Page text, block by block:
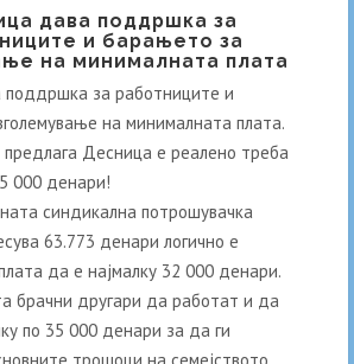
дава поддршка за
и барањето за
на минималната плата
за работниците и
на минималната плата.
предлага Десница е реалено треба
000 денари!
синдикална потрошувачка
63.773 денари логично е
да е најмалку 32 000 денари.
брачни другари да работат и да
по 35 000 денари за да ги